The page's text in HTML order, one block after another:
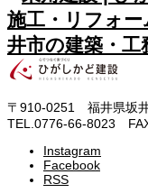
〒910-0251 福井県坂
TEL.0776-66-8023
Instagram
Facebook
RSS